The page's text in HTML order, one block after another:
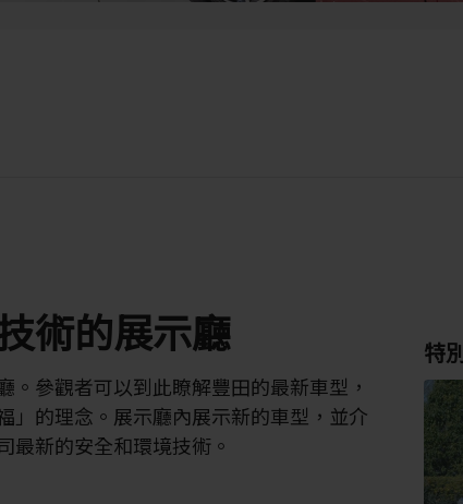
術的展示廳
。參觀者可以到此瞭解豐田的最新車型，
」的理念。展示廳內展示新的車型，並介
最新的安全和環境技術。
特